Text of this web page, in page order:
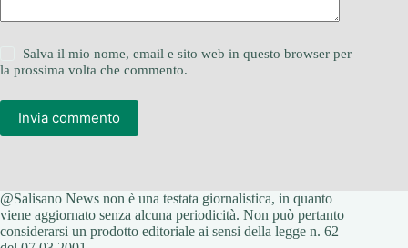
Salva il mio nome, email e sito web in questo browser per
la prossima volta che commento.
Invia commento
@Salisano News non è una testata giornalistica, in quanto
viene aggiornato senza alcuna periodicità. Non può pertanto
considerarsi un prodotto editoriale ai sensi della legge n. 62